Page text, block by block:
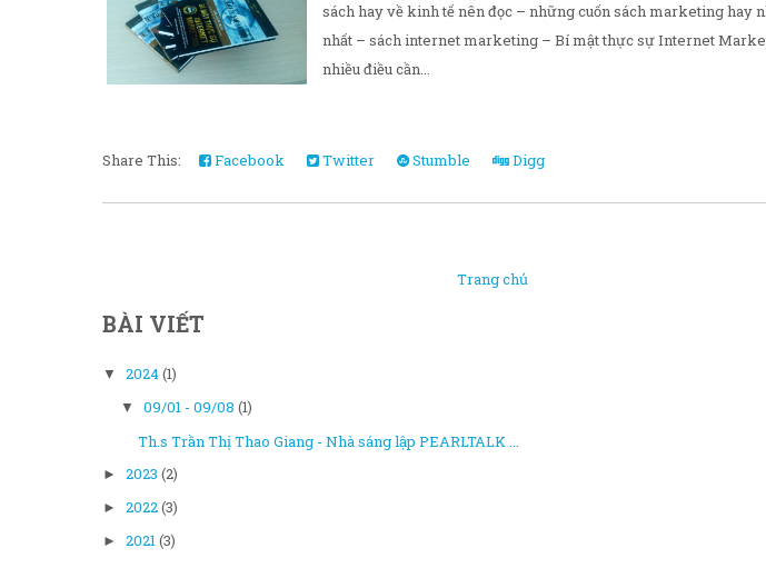
sách hay về kinh tế nên đọc – những cuốn sách marketing hay
nhất – sách internet marketing – Bí mật thực sự Internet
nhiều điều cần...
Share This: Facebook Twitter Stumble Digg
Trang chủ
BÀI VIẾT
▼ 2024(1)
▼ 09/01 - 09/08 (1)
Th.s Trần Thị Thao Giang - Nhà sáng lập PEARLTALK ...
► 2023 (2)
► 2022(3)
► 2021(3)